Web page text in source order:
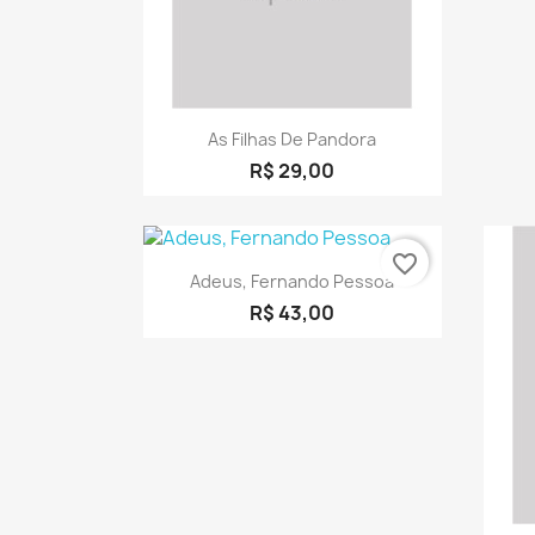
Visualização rápida
As Filhas De Pandora
R$ 29,00
Visualização rápida
Adeus, Fernando Pessoa
R$ 43,00
favorite_border